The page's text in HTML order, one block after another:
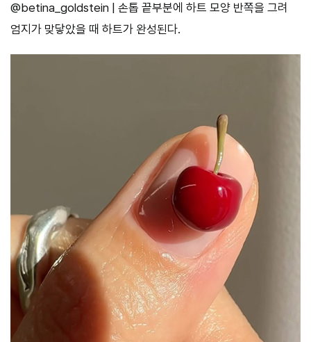
@betina_goldstein | 손톱 끝부분에 하트 모양 반쪽을 그려
엄지가 맞닿았을 때 하트가 완성된다.